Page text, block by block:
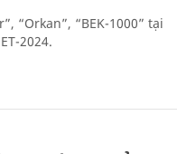
“Orkan”, “BEK-1000” tại
2024.